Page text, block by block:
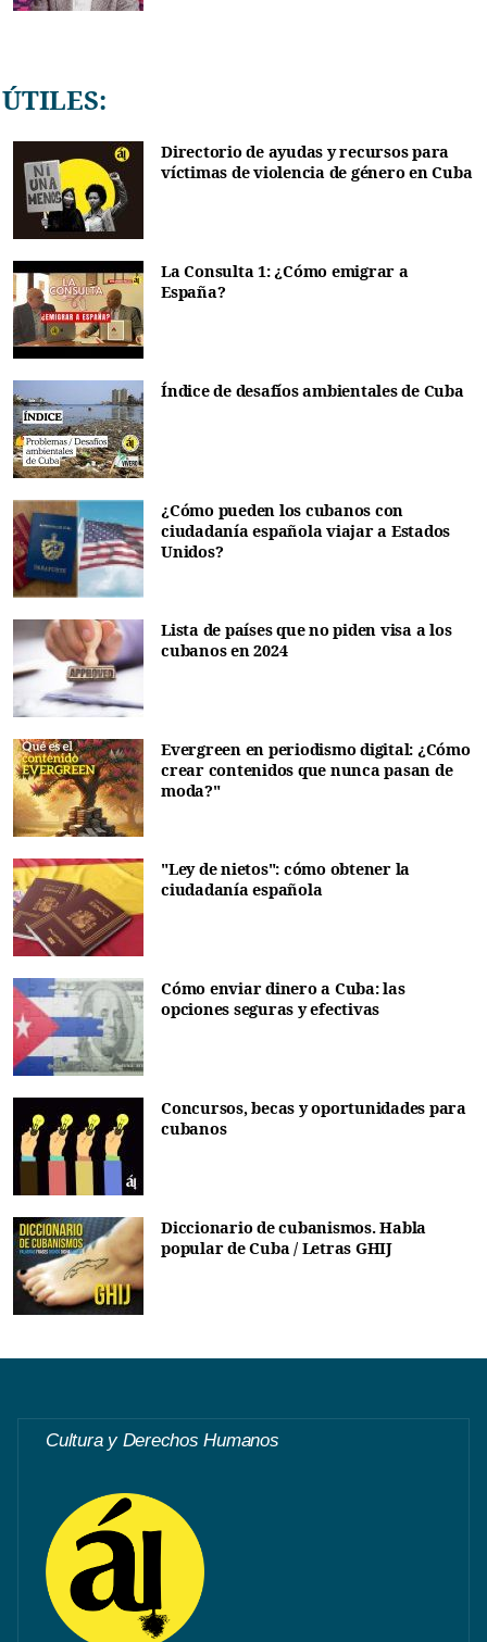
ÚTILES:
Directorio de ayudas y recursos para
víctimas de violencia de género en Cuba
La Consulta 1: ¿Cómo emigrar a
España?
Índice de desafíos ambientales de Cuba
¿Cómo pueden los cubanos con
ciudadanía española viajar a Estados
Unidos?
Lista de países que no piden visa a los
cubanos en 2024
Evergreen en periodismo digital: ¿Cómo
crear contenidos que nunca pasan de
moda?"
"Ley de nietos": cómo obtener la
ciudadanía española
Cómo enviar dinero a Cuba: las
opciones seguras y efectivas
Concursos, becas y oportunidades para
cubanos
Diccionario de cubanismos. Habla
popular de Cuba / Letras GHIJ
Cultura y Derechos Humanos